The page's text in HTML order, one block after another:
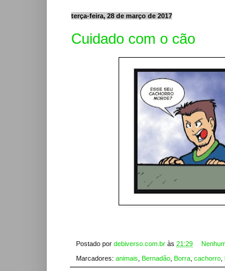
terça-feira, 28 de março de 2017
Cuidado com o cão
Postado por debiverso.com.br às 21:29
Marcadores: animais Bernadão Borra cachorro